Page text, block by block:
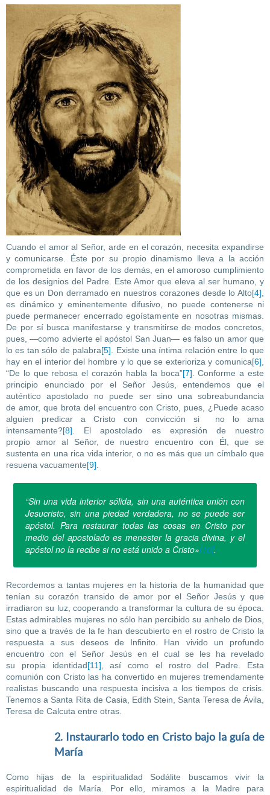
Cuando el amor al Señor, arde en el corazón, necesita expandirse
y comunicarse. Éste por su propio dinamismo lleva a la acción
comprometida en favor de los demás, en el amoroso cumplimiento
de los designios del Padre. Este Amor que eleva al ser humano, y
que es un Don derramado en nuestros corazones desde lo Alto[4]
es dinámico y eminentemente difusivo, no puede contenerse ni
puede permanecer encerrado egoístamente en nosotras mismas.
De por sí busca manifestarse y transmitirse de modos concretos,
pues, —como advierte el apóstol San Juan— es falso un amor que
lo es tan sólo de palabra[5] . Existe una íntima relación entre lo que
hay en el interior del hombre y lo que se exterioriza y comunica[6]
“De lo que rebosa el corazón habla la boca”[7] . Conforme a este
principio enunciado por el Señor Jesús, entendemos que el
auténtico apostolado no puede ser sino una sobreabundancia
de amor, que brota del encuentro con Cristo, pues, ¿Puede acaso
alguien predicar a Cristo con convicción si no lo ama
intensamente?[8] . El apostolado es expresión de nuestro
propio amor al Señor, de nuestro encuentro con Él, que se
sustenta en una rica vida interior, o no es más que un címbalo que
resuena vacuamente[9]
“Sin una vida interior sólida, sin una auténtica unión con
Jesucristo, sin una piedad verdadera, no se puede ser
apóstol. Para restaurar todas las cosas en Cristo por
medio del apostolado es menester la gracia divina, y el
apóstol no la recibe si no está unido a Cristo»[10].
Recordemos a tantas mujeres en la historia de la humanidad que
tenían su corazón transido de amor por el Señor Jesús y que
irradiaron su luz, cooperando a transformar la cultura de su época.
Estas admirables mujeres no sólo han percibido su anhelo de Dios,
sino que a través de la fe han descubierto en el rostro de Cristo la
respuesta a sus deseos de Infinito. Han vivido un profundo
encuentro con el Señor Jesús en el cual se les ha revelado
su propia identidad[11] , así como el rostro del Padre. Esta
comunión con Cristo las ha convertido en mujeres tremendamente
realistas buscando una respuesta incisiva a los tiempos de crisis.
Tenemos a Santa Rita de Casia, Edith Stein, Santa Teresa de Ávila,
Teresa de Calcuta entre otras.
2. Instaurarlo todo en Cristo bajo la guía de
María
Como hijas de la espiritualidad Sodálite buscamos vivir la
espiritualidad de María. Por ello, miramos a la Madre para